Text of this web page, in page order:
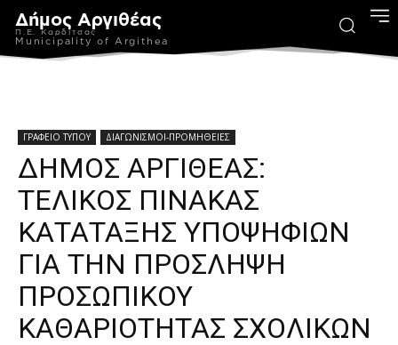
Δήμος Αργιθέας
Π.Ε. Καρδίτσας
Municipality of Argithea
ΓΡΑΦΕΙΟ ΤΥΠΟΥ ΔΙΑΓΩΝΙΣΜΟΙ-ΠΡΟΜΗΘΕΙΕΣ
ΔΗΜΟΣ ΑΡΓΙΘΕΑΣ:
ΤΕΛΙΚΟΣ ΠΙΝΑΚΑΣ
ΚΑΤΑΤΑΞΗΣ ΥΠΟΨΗΦΙΩΝ
ΓΙΑ ΤΗΝ ΠΡΟΣΛΗΨΗ
ΠΡΟΣΩΠΙΚΟΥ
ΚΑΘΑΡΙΟΤΗΤΑΣ ΣΧΟΛΙΚΩΝ